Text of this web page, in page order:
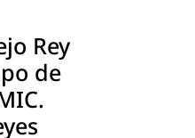
Rey
de